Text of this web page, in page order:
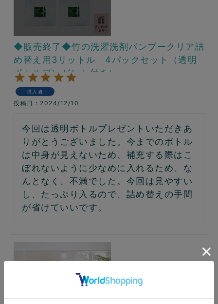
◆販売終了◆竹の洗濯洗剤バンブークリア詰
め替え用3リットル 4パックセット（透明
ボトルプレゼント付き）
購入者
投稿日 2024/12/10
今回は透明ボトルプレゼントいただきあ
りがとうございました。今までのボトル
は中身が見えないため、補充する際はこ
ぼれないように少なめに入れるため、な
んとなく、不満でした。今回は見やすい
し、たっぷり入るので、詰め替えの手間
が省けていいです。